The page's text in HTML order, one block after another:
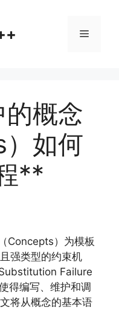
菜
概念
）如何
**
Concepts）为模板
强类型的约束机
Failure
得编写、维护和调
将从概念的基本语